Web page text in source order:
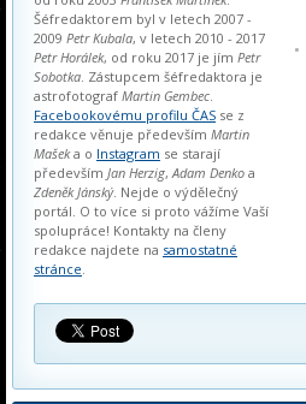
Šéfredaktorem byl v letech 2007 -
2009 Petr Kubala, v letech 2010 - 2017
Petr Horálek, od roku 2017 je jím Petr
Sobotka. Zástupcem šéfredaktora je
astrofotograf Martin Gembec.
Facebookovému profilu ČAS se z
redakce věnuje především Martin
Mašeka o Instagram se starají
především Jan Herzig,Adam Denko a
Zdeněk Jánský. Nejde o výdělečný
portál. O to více si proto vážíme Vaší
spolupráce! Kontakty na členy
redakce najdete na samostatné
stránce.